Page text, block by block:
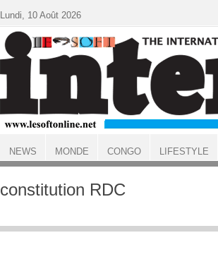
ACCUEIL
constitution RDC
Lundi, 10 Août 2026
NEWS MONDE CONGO LIFESTYLE